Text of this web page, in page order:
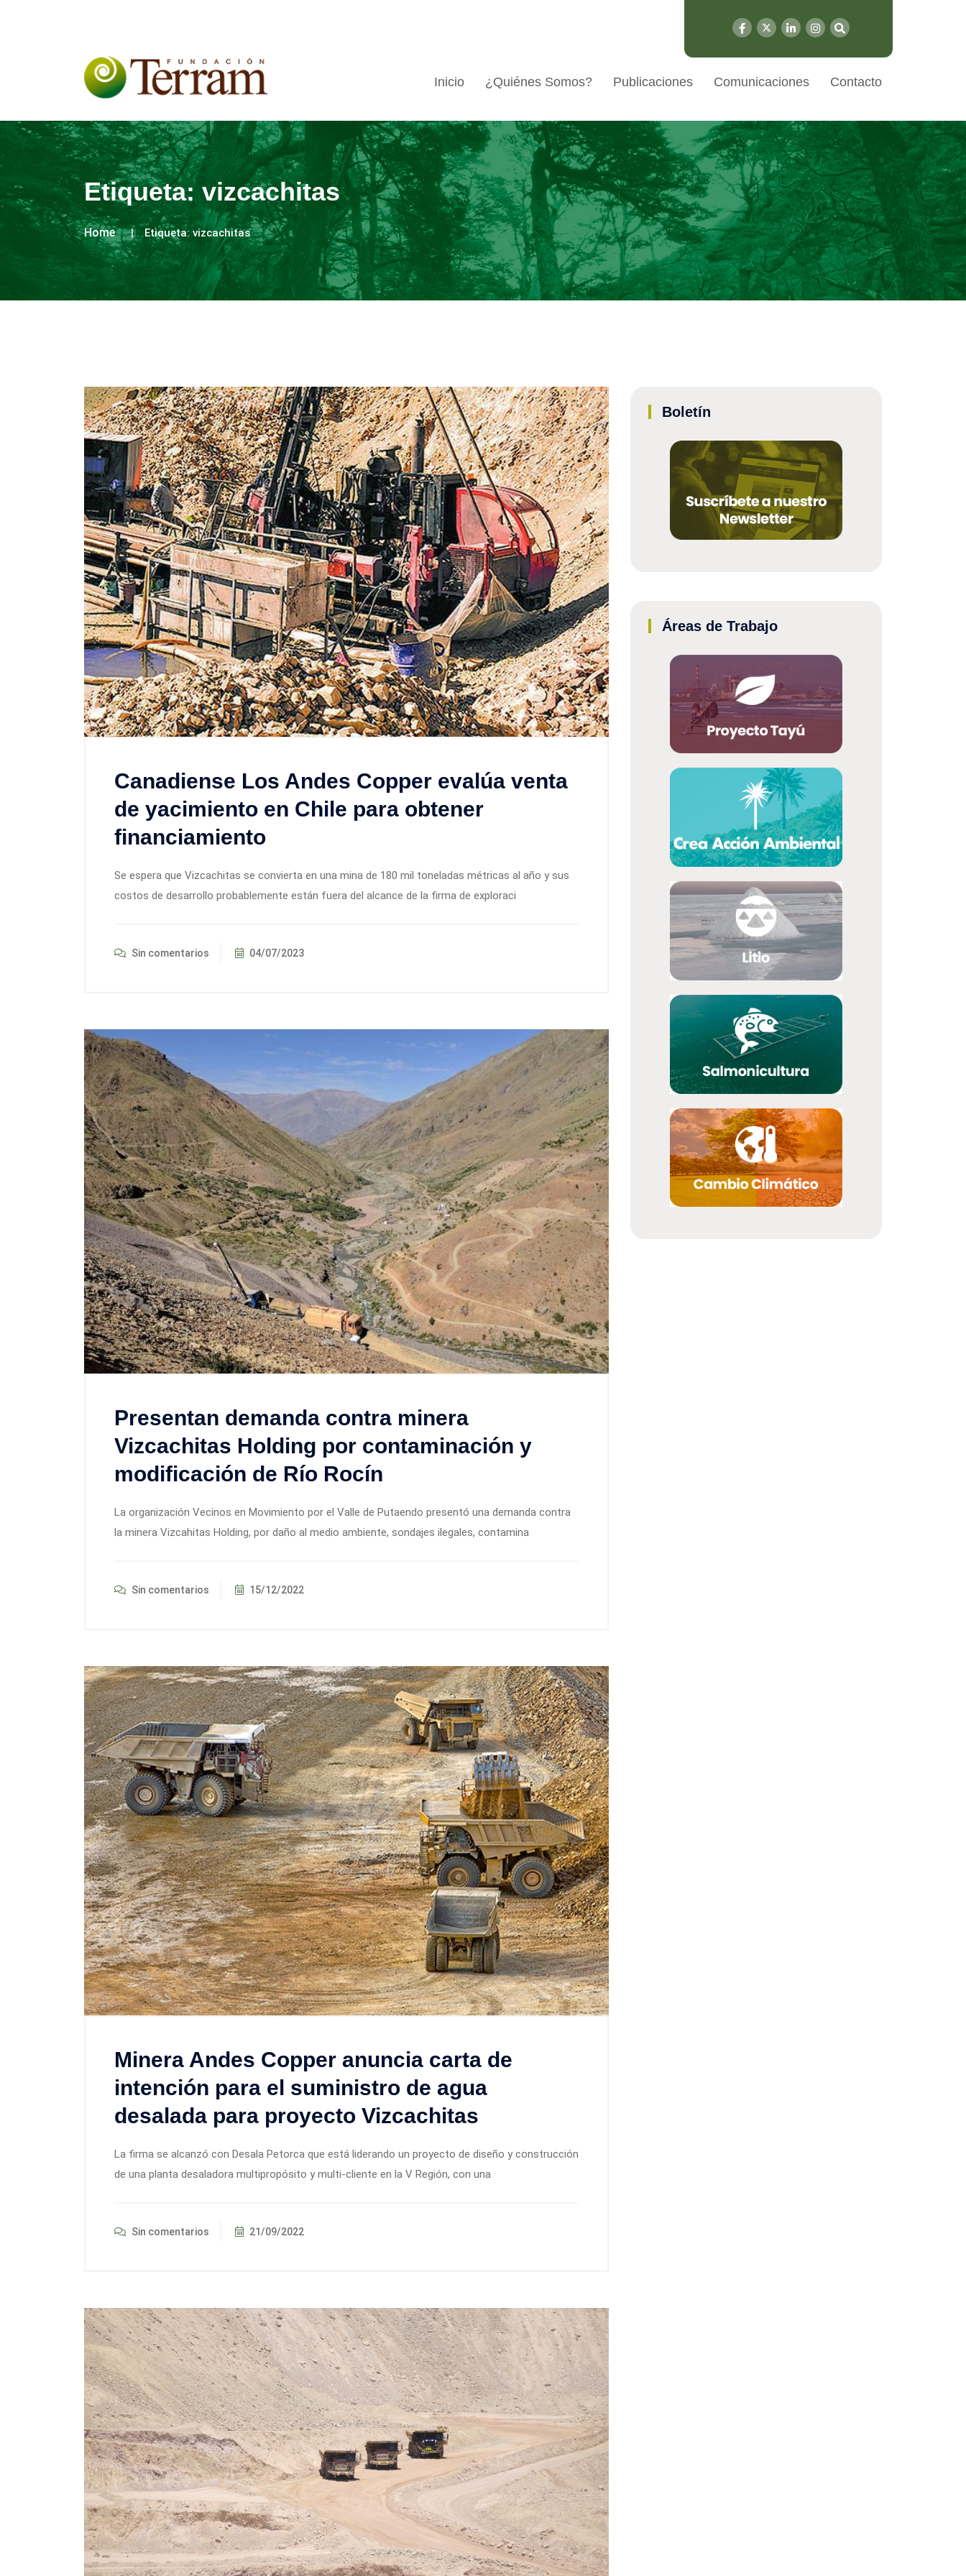
Inicio ¿Quiénes Somos? Publicaciones Comunicaciones Contacto
Etiqueta:vizcachitas
Home Etiqueta:vizcachitas
Canadiense Los Andes Copper evalúa venta
de yacimiento en Chile para obtener
financiamiento
Se espera que Vizcachitas se convierta en una mina de 180 mil toneladas métricas al año y sus
costos de desarrollo probablemente están fuera del alcance de la firma de exploraci
Sin comentarios 04/07/2023
Presentan demanda contra minera
Vizcachitas Holding por contaminación y
modificación de Río Rocín
La organización Vecinos en Movimiento por el Valle de Putaendo presentó una demanda contra
la minera Vizcahitas Holding, por daño al medio ambiente, sondajes ilegales, contamina
Sin comentarios 15/12/2022
Minera Andes Copper anuncia carta de
intención para el suministro de agua
desalada para proyecto Vizcachitas
La firma se alcanzó con Desala Petorca que está liderando un proyecto de diseño y construcción
de una planta desaladora multipropósito y multi-cliente en la V Región, con una
Sin comentarios 21/09/2022
Boletín
Áreas de Trabajo